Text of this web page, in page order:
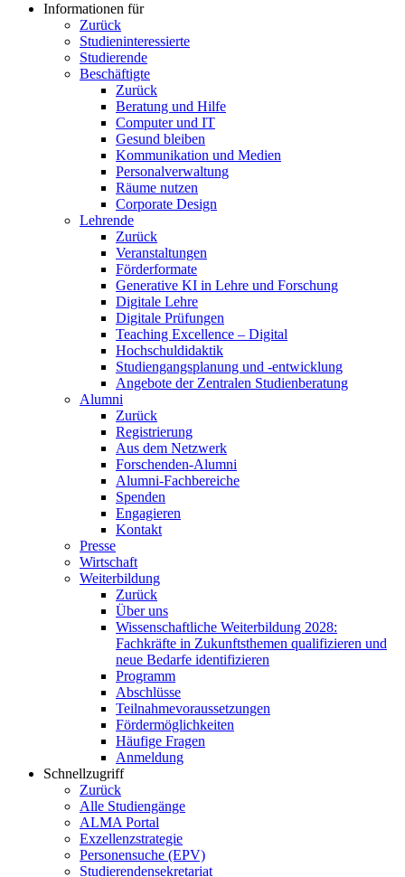
Informationen für
Zurück
Studieninteressierte
Studierende
Beschäftigte
Zurück
Beratung und Hilfe
Computer und IT
Gesund bleiben
Kommunikation und Medien
Personalverwaltung
Räume nutzen
Corporate Design
Lehrende
Zurück
Veranstaltungen
Förderformate
Generative KI in Lehre und Forschung
Digitale Lehre
Digitale Prüfungen
Teaching Excellence – Digital
Hochschuldidaktik
Studiengangsplanung und -entwicklung
Angebote der Zentralen Studienberatung
Alumni
Zurück
Registrierung
Aus dem Netzwerk
Forschenden-Alumni
Alumni-Fachbereiche
Spenden
Engagieren
Kontakt
Presse
Wirtschaft
Weiterbildung
Zurück
Über uns
Wissenschaftliche Weiterbildung 2028:
Fachkräfte in Zukunftsthemen qualifizieren und
neue Bedarfe identifizieren
Programm
Abschlüsse
Teilnahmevoraussetzungen
Fördermöglichkeiten
Häufige Fragen
Anmeldung
Schnellzugriff
Zurück
Alle Studiengänge
ALMA Portal
Exzellenzstrategie
Personensuche (EPV)
Studierendensekretariat